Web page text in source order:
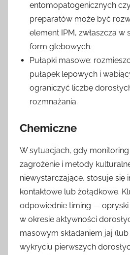
entomopatogenicznych
preparatów może być
element IPM, zwłaszcza w
form glebowych.
Pułapki masowe:
pułapek lepowych i
ograniczyć liczbę
rozmnażania.
Chemiczne
W sytuacjach, gdy
zagrożenie i metody
niewystarczające, stosuje się
kontaktowe lub żołądkowe.
odpowiednie timing —
w okresie aktywności
masowym składaniem jaj
wykryciu pierwszych